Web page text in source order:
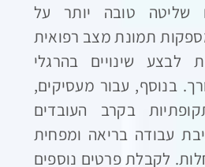
שליטה טובה יותר על
תמונת מצב רפואית
לבצע שינויים בהרגלי
בנוסף, עבור מעסיקים,
בקרב העובדים
עבודה בריאה ומפחית
לקבלת פרטים נוספים